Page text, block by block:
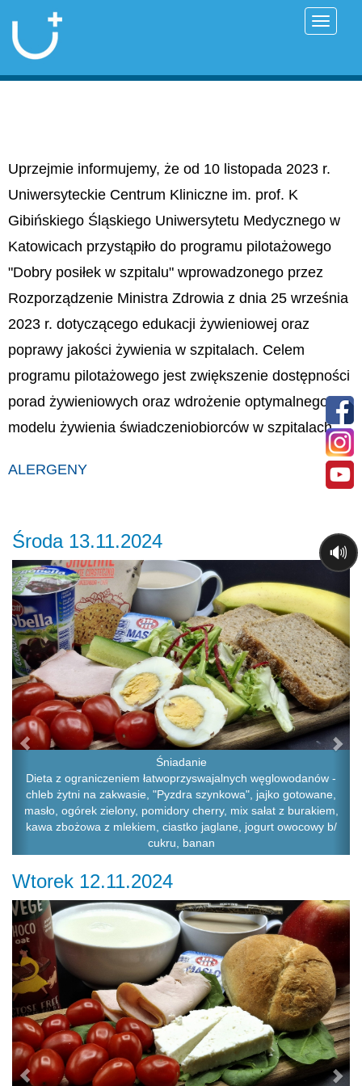
Uprzejmie informujemy, że od 10 listopada 2023 r.
Uniwersyteckie Centrum Kliniczne im. prof. K
Gibińskiego Śląskiego Uniwersytetu Medycznego w
Katowicach przystąpiło do programu pilotażowego
"Dobry posiłek w szpitalu" wprowadzonego przez
Rozporządzenie Ministra Zdrowia z dnia 25 września
2023 r. dotyczącego edukacji żywieniowej oraz
poprawy jakości żywienia w szpitalach. Celem
programu pilotażowego jest zwiększenie dostępności
porad żywieniowych oraz wdrożenie optymalnego
modelu żywienia świadczeniobiorców w szpitalach.
ALERGENY
Środa 13.11.2024
Śniadanie
Dieta z ograniczeniem łatwoprzyswajalnych węglowodanów -
chleb żytni na zakwasie, "Pyzdra szynkowa", jajko gotowane,
masło, ogórek zielony, pomidory cherry, mix sałat z burakiem,
kawa zbożowa z mlekiem, ciastko jaglane, jogurt owocowy b/
cukru, banan
Previous
Wtorek 12.11.2024
Previous
🔊